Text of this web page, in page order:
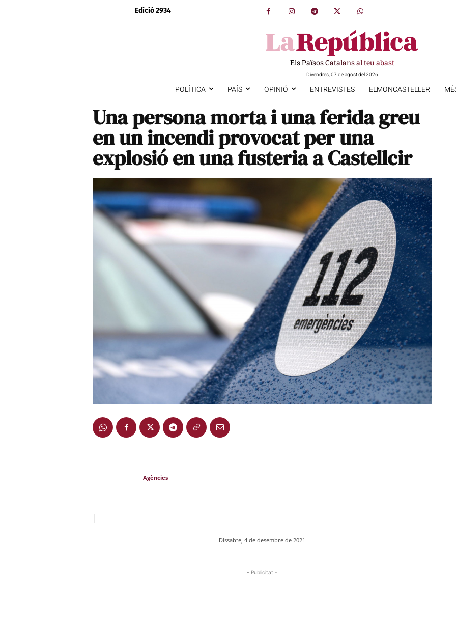
Edició 2934
Els Països Catalans al teu abast
Divendres, 07 de agost del 2026
POLÍTICA PAÍS OPINIÓ ENTREVISTES ELMONCASTELLER
Una persona morta i una ferida greu
en un incendi provocat per una
explosió en una fusteria a Castellcir
Agències
|
Dissabte, 4 de desembre de 2021
- Publicitat -